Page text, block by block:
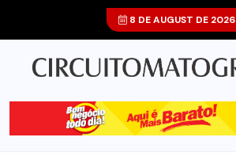
8 DE AUGUST DE 2026